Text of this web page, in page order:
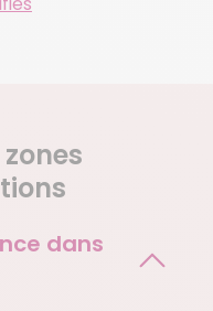
dans